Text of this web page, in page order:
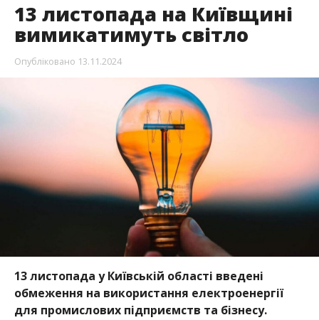
13 листопада на Київщині
вимикатимуть світло
Опубліковано 13.11.2024
13 листопада у Київській області введені
обмеження на використання електроенергії
для промислових підприємств та бізнесу.